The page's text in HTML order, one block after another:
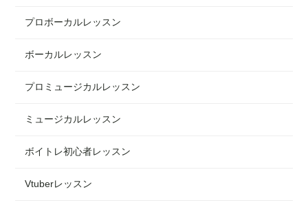
プロボーカルレッスン
ボーカルレッスン
プロミュージカルレッスン
ミュージカルレッスン
ボイトレ初心者レッスン
Vtuberレッスン